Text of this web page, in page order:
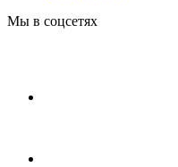
Мы в соцсетях